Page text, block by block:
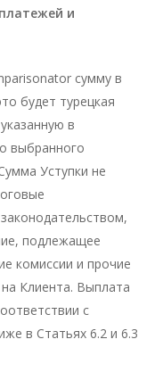
и
сумму в
будет турецкая
в
выбранного
Уступки не
подлежащее
комиссии и прочие
Клиента. Выплата
с
в Статьях 6.2 и 6.3